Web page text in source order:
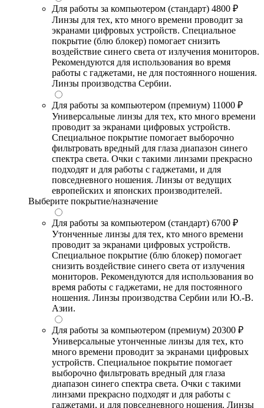
Для работы за компьютером (стандарт) 4800 ₽
Линзы для тех, кто много времени проводит за
экранами цифровых устройств. Специальное
покрытие (блю блокер) помогает снизить
воздействие синего света от излучения мониторов.
Рекомендуются для использования во время
работы с гаджетами, не для постоянного ношения.
Линзы производства Сербии.
Для работы за компьютером (премиум) 11000 ₽
Универсальные линзы для тех, кто много времени
проводит за экранами цифровых устройств.
Специальное покрытие помогает выборочно
фильтровать вредный для глаза диапазон синего
спектра света. Очки с такими линзами прекрасно
подходят и для работы с гаджетами, и для
повседневного ношения. Линзы от ведущих
европейских и японских производителей.
Выберите покрытие/назначение
Для работы за компьютером (стандарт) 6700 ₽
Утонченные линзы для тех, кто много времени
проводит за экранами цифровых устройств.
Специальное покрытие (блю блокер) помогает
снизить воздействие синего света от излучения
мониторов. Рекомендуются для использования во
время работы с гаджетами, не для постоянного
ношения. Линзы производства Сербии или Ю.-В.
Азии.
Для работы за компьютером (премиум) 20300 ₽
Универсальные утонченные линзы для тех, кто
много времени проводит за экранами цифровых
устройств. Специальное покрытие помогает
выборочно фильтровать вредный для глаза
диапазон синего спектра света. Очки с такими
линзами прекрасно подходят и для работы с
гаджетами, и для повседневного ношения. Линзы